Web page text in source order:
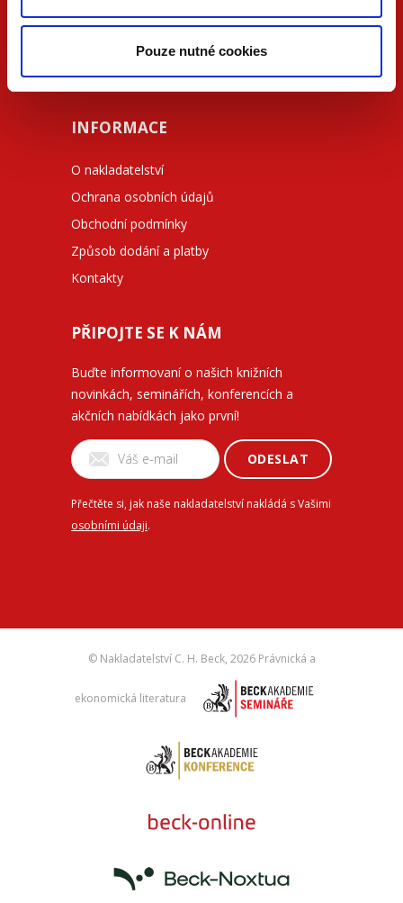
Pouze nutné cookies
733 734 348 beck@beck.cz
INFORMACE
O nakladatelství
Ochrana osobních údajů
Obchodní podmínky
Způsob dodání a platby
Kontakty
PŘIPOJTE SE K NÁM
Buďte informovaní o našich knižních
novinkách, seminářích, konferencích a
akčních nabídkách jako první!
ODESLAT
Přečtěte si, jak naše nakladatelství nakládá s Vašimi
osobními údaji.
© Nakladatelství C. H. Beck, 2026 Právnická a
ekonomická literatura